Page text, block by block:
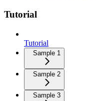
Tutorial
Tutorial
Sample 1
Sample 2
Sample 3